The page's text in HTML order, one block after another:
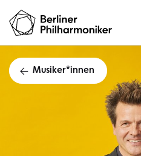
Musiker*innen